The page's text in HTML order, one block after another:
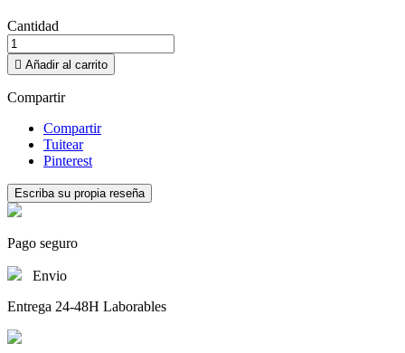
Cantidad
 Añadir al carrito
Compartir
Compartir
Tuitear
Pinterest
Escriba su propia reseña
Pago seguro
Envio
Entrega 24-48H Laborables